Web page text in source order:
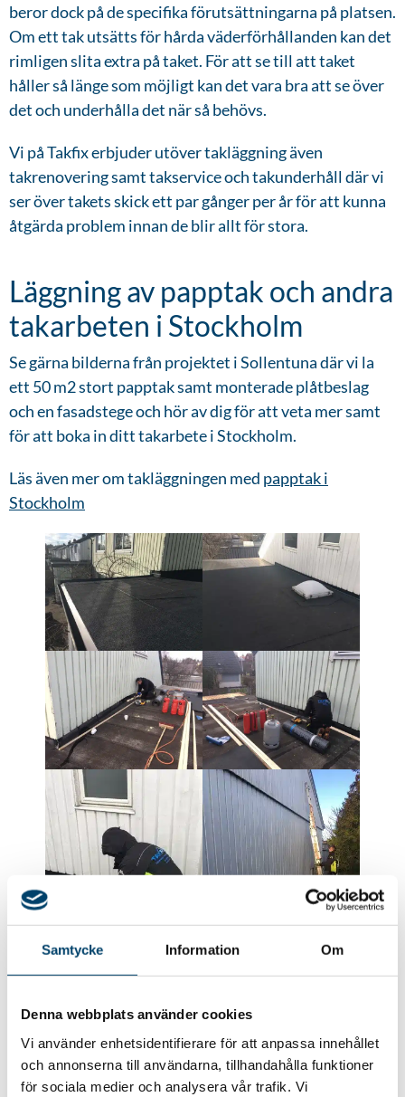
Samtycke Information Om
Denna webbplats använder cookies
Vi använder enhetsidentifierare för att anpassa innehållet
och annonserna till användarna, tillhandahålla funktioner
för sociala medier och analysera vår trafik. Vi
beror dock på de specifika förutsättningarna på platsen.
Om ett tak utsätts för hårda väderförhållanden kan det
rimligen slita extra på taket. För att se till att taket
håller så länge som möjligt kan det vara bra att se över
det och underhålla det när så behövs.
Vi på Takfix erbjuder utöver takläggning även
takrenovering samt takservice och takunderhåll där vi
ser över takets skick ett par gånger per år för att kunna
åtgärda problem innan de blir allt för stora.
Läggning av papptak och andra
takarbeten i Stockholm
Se gärna bilderna från projektet i Sollentuna där vi la
ett 50 m2 stort papptak samt monterade plåtbeslag
och en fasadstege och hör av dig för att veta mer samt
för att boka in ditt takarbete i Stockholm.
Läs även mer om takläggningen med papptak i
Stockholm